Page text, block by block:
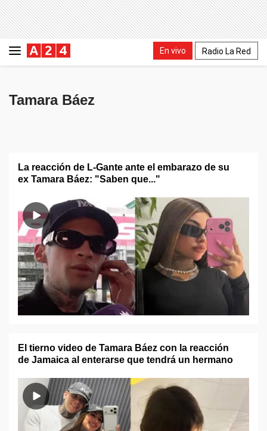
En vivo Radio La Red
Tamara Báez
La reacción de L-Gante ante el embarazo de su
ex Tamara Báez: "Saben que..."
El tierno video de Tamara Báez con la reacción
de Jamaica al enterarse que tendrá un hermano